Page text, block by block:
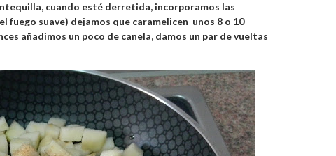
cuando esté derretida, incorporamos las
fuego suave) dejamos que caramelicen unos 8 o 10
añadimos un poco de canela, damos un par de vueltas